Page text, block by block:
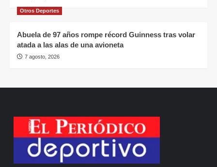
Otros Deportes
Abuela de 97 años rompe récord Guinness tras volar
atada a las alas de una avioneta
7 agosto, 2026